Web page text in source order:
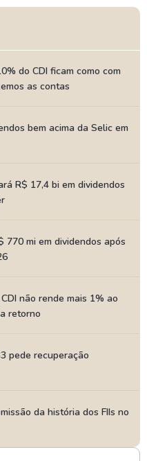
do CDI ficam como com
as contas
bem acima da Selic em
R$ 17,4 bi em dividendos
770 mi em dividendos após
não rende mais 1% ao
retorno
pede recuperação
da história dos FIIs no